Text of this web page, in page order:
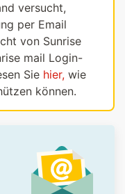
versucht,
per Email
von Sunrise
mail Login-
Sie hier, wie
können.